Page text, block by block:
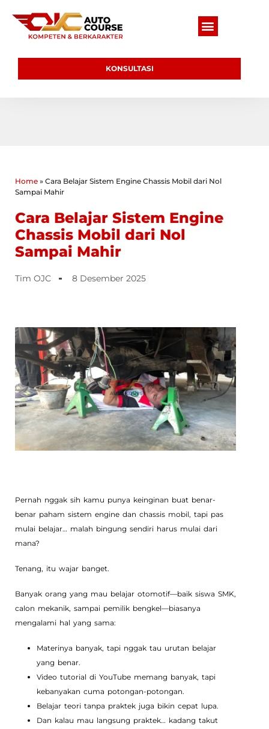
KONSULTASI
Home » Cara Belajar Sistem Engine Chassis Mobil dari Nol
Sampai Mahir
Cara Belajar Sistem Engine
Chassis Mobil dari Nol
Sampai Mahir
Tim OJC 8 Desember 2025
Pernah nggak sih kamu punya keinginan buat benar-
benar paham sistem engine dan chassis mobil, tapi pas
mulai belajar… malah bingung sendiri harus mulai dari
mana?
Tenang, itu wajar banget.
Banyak orang yang mau belajar otomotif—baik siswa SMK,
calon mekanik, sampai pemilik bengkel—biasanya
mengalami hal yang sama:
Materinya banyak, tapi nggak tau urutan belajar
yang benar.
Video tutorial di YouTube memang banyak, tapi
kebanyakan cuma potongan-potongan.
Belajar teori tanpa praktek juga bikin cepat lupa.
Dan kalau mau langsung praktek… kadang takut